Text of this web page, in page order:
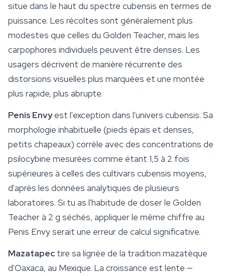
situe dans le haut du spectre cubensis en termes de
puissance. Les récoltes sont généralement plus
modestes que celles du Golden Teacher, mais les
carpophores individuels peuvent être denses. Les
usagers décrivent de manière récurrente des
distorsions visuelles plus marquées et une montée
plus rapide, plus abrupte.
Penis Envyest l'exception dans l'univers cubensis. Sa
morphologie inhabituelle (pieds épais et denses,
petits chapeaux) corrèle avec des concentrations de
psilocybine mesurées comme étant 1,5 à 2 fois
supérieures à celles des cultivars cubensis moyens,
d'après les données analytiques de plusieurs
laboratoires. Si tu as l'habitude de doser le Golden
Teacher à 2 g séchés, appliquer le même chiffre au
Penis Envy serait une erreur de calcul significative.
Mazatapec tire sa lignée de la tradition mazatèque
d'Oaxaca, au Mexique. La croissance est lente —